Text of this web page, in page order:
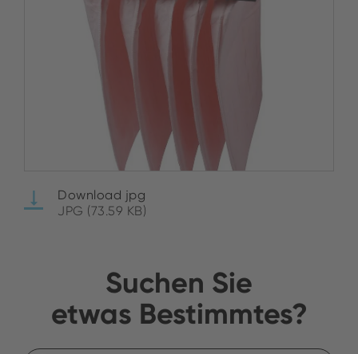
Download jpg
JPG (73.59 KB)
Suchen Sie
etwas Bestimmtes?